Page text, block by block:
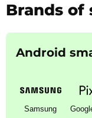
Brands of
Android
Samsung